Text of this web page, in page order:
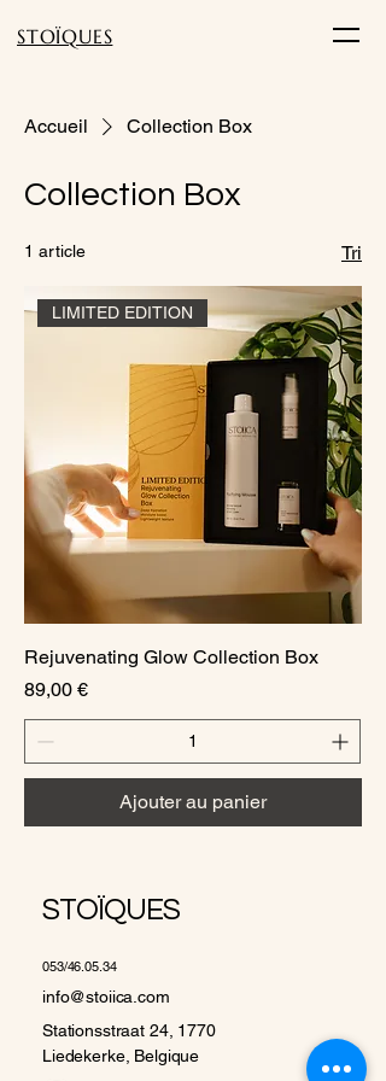
STOÏQUES
Accueil Collection Box
Collection Box
1 article Tri
LIMITED EDITION
Rejuvenating Glow Collection Box
Prix
89,00 €
Ajouter au panier
STOÏQUES
053/46.05.34
info@stoiica.com
Stationsstraat 24, 1770
Liedekerke, Belgique